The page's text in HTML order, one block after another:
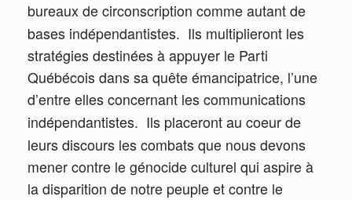
bureaux de circonscription comme autant de
bases indépendantistes. Ils multiplieront les
stratégies destinées à appuyer le Parti
Québécois dans sa quête émancipatrice, l’une
d’entre elles concernant les communications
indépendantistes. Ils placeront au coeur de
leurs discours les combats que nous devons
mener contre le génocide culturel qui aspire à
la disparition de notre peuple et contre le